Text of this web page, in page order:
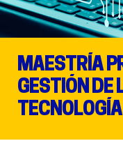
MAESTRÍA
GESTIÓN DE
TECNOLOGÍA